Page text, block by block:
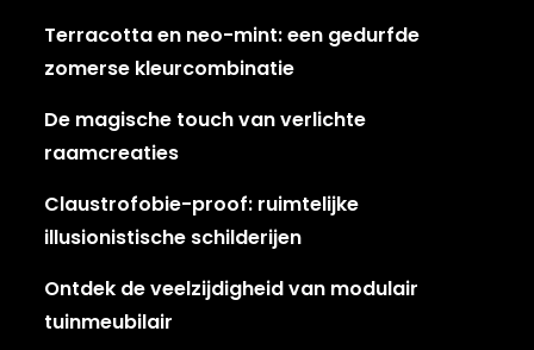
Terracotta en neo-mint: een gedurfde
zomerse kleurcombinatie
De magische touch van verlichte
raamcreaties
Claustrofobie-proof: ruimtelijke
illusionistische schilderijen
Ontdek de veelzijdigheid van modulair
tuinmeubilair